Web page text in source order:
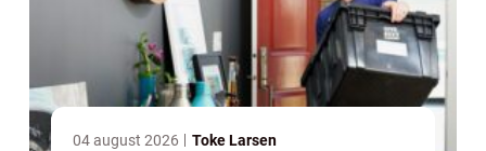
04 august 2026 Toke Larsen